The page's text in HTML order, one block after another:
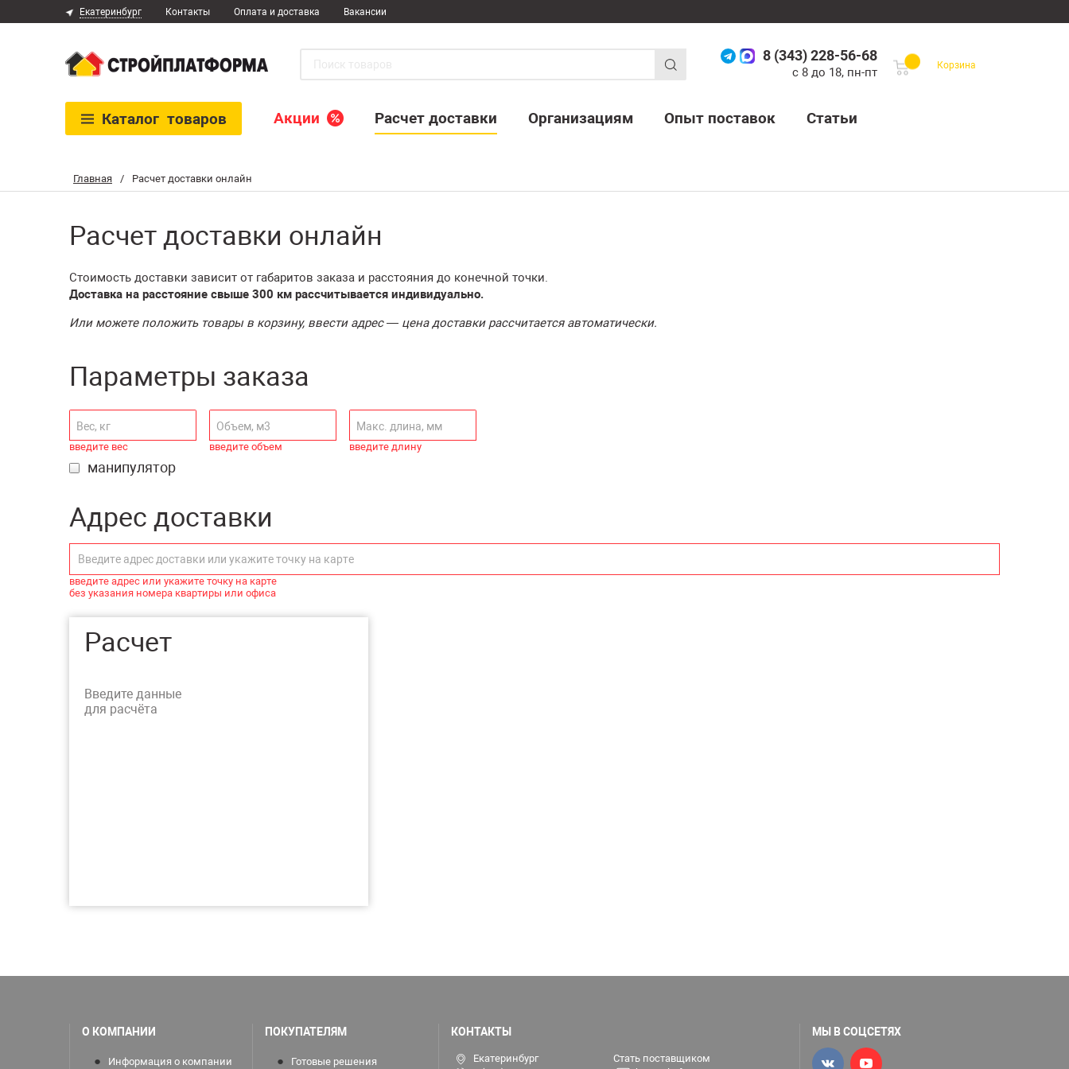
Главная / Расчет доставки онлайн
Расчет доставки онлайн
Стоимость доставки зависит от габаритов заказа и расстояния до конечной точки.
Доставка на расстояние свыше 300 км рассчитывается индивидуально.
Или можете положить товары в корзину, ввести адрес — цена доставки рассчитается автоматически.
Параметры заказа
введите вес введите объем введите длину
манипулятор
Адрес доставки
введите адрес или укажите точку на карте
без указания номера квартиры или офиса
Расчет
Введите данные
для расчёта
Екатеринбург Контакты Оплата и доставка Вакансии
8 (343) 228-56-68
с 8 до 18, пн-пт
Корзина
Каталог товаров Акции Расчет доставки Организациям Опыт поставок Статьи
О КОМПАНИИ
Информация о компании
ПОКУПАТЕЛЯМ
Готовые решения
КОНТАКТЫ
Екатеринбург
Стать поставщиком
МЫ В СОЦСЕТЯХ